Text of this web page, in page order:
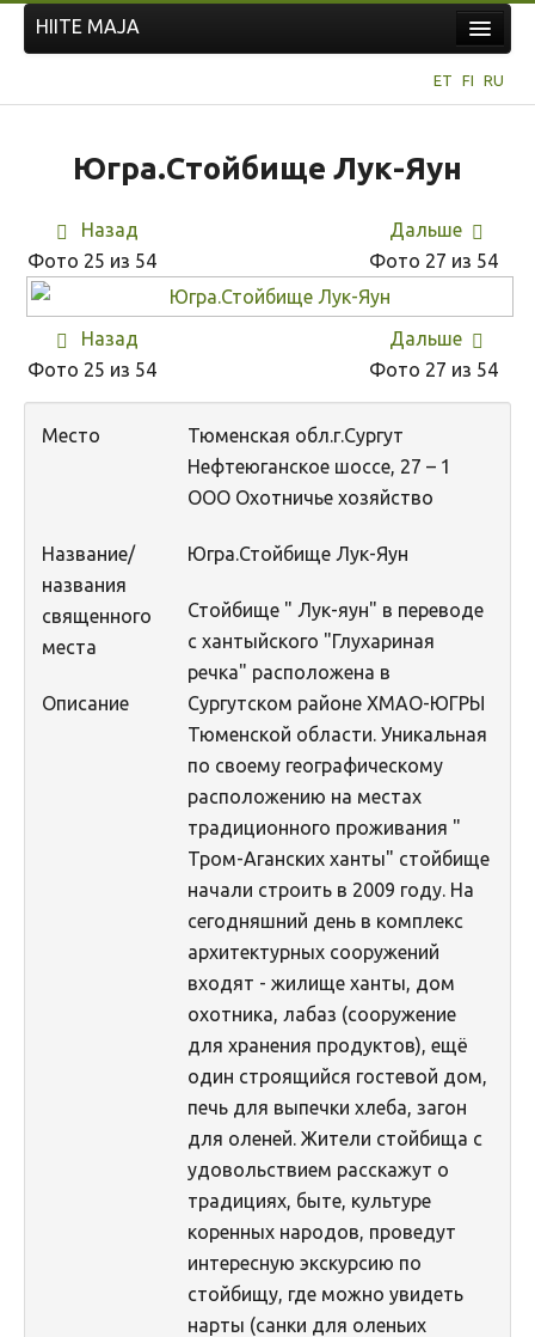
ПРЕДЫДУЩИЕ КОНКУРСЫ
Фотоконкурс 2025
Не учитываются 2025
Видео 2025
Не учитываются 2024
Не учитываются 2023
Фотоконкурс 2022
Не учитываются 2022
Фотоконкурс 2021
Фотоконкурс 2020
Фотоконкурс 2018
Фотоконкурс 2017
Фотоконкурс 2016
Фотоконкурс 2015
Фотоконкурс 2014
Фотоконкурс 2012
Фотоконкурс 2011
HIITE MAJA
ET FI RU
Югра.Стойбище Лук-Яун
Назад
Фото 25 из 54
Дальше
Фото 27 из 54
Назад
Фото 25 из 54
Дальше
Фото 27 из 54
Место
Тюменская обл.г.Сургут
Нефтеюганское шоссе, 27 – 1
ООО Охотничье хозяйство
Название/
названия
священного
места
Югра.Стойбище Лук-Яун
Описание
Стойбище " Лук-яун" в переводе
с хантыйского "Глухариная
речка" расположена в
Сургутском районе ХМАО-ЮГРЫ
Тюменской области. Уникальная
по своему географическому
расположению на местах
традиционного проживания "
Тром-Аганских ханты" стойбище
начали строить в 2009 году. На
сегодняшний день в комплекс
архитектурных сооружений
входят - жилище ханты, дом
охотника, лабаз (сооружение
для хранения продуктов), ещё
один строящийся гостевой дом,
печь для выпечки хлеба, загон
для оленей. Жители стойбища с
удовольствием расскажут о
традициях, быте, культуре
коренных народов, проведут
интересную экскурсию по
стойбищу, где можно увидеть
нарты (санки для оленьих